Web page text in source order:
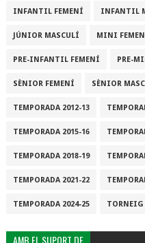
INFANTIL FEMENÍ INFANTIL
JÚNIOR MASCULÍ MINI
PRE-INFANTIL FEMENÍ PRE-
SÈNIOR FEMENÍ SÈNIOR
TEMPORADA 2012-13
TEMPORADA 2015-16
TEMPORADA 2018-19
TEMPORADA 2021-22
TEMPORADA 2024-25 TORNEIG
AMB EL SUPORT DE